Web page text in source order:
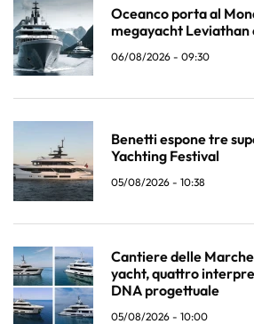
Oceanco porta al
megayacht Leviathan
06/08/2026 - 09:30
Benetti espone tre
Yachting Festival
05/08/2026 - 10:38
Cantiere delle
yacht, quattro
DNA progettuale
05/08/2026 - 10:00